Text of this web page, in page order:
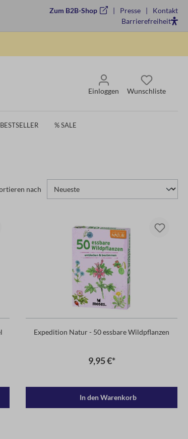
Zum B2B-Shop Presse
Kontakt
Barrierefreiheit
Einloggen Wunschliste
% SALE
nach
Expedition Natur - 50 essbare Wildpflanzen
9,95 €*
In den Warenkorb